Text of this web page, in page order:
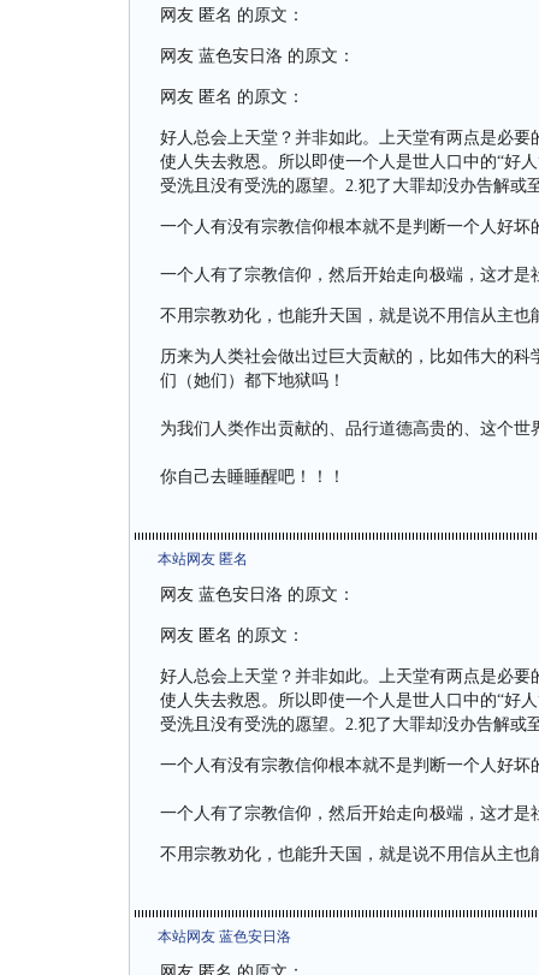
网友 匿名 的原文：
网友 蓝色安日洛 的原文：
网友 匿名 的原文：
好人总会上天堂？并非如此。上天堂有两点是必
使人失去救恩。所以即使一个人是世人口中的“好
受洗且没有受洗的愿望。2.犯了大罪却没办告解或
一个人有没有宗教信仰根本就不是判断一个人好坏
一个人有了宗教信仰，然后开始走向极端，这才是
不用宗教劝化，也能升天国，就是说不用信从主
历来为人类社会做出过巨大贡献的，比如伟大的
们（她们）都下地狱吗！
为我们人类作出贡献的、品行道德高贵的、这个
你自己去睡睡醒吧！！！
本站网友 匿名
网友 蓝色安日洛 的原文：
网友 匿名 的原文：
好人总会上天堂？并非如此。上天堂有两点是必
使人失去救恩。所以即使一个人是世人口中的“好
受洗且没有受洗的愿望。2.犯了大罪却没办告解或
一个人有没有宗教信仰根本就不是判断一个人好坏
一个人有了宗教信仰，然后开始走向极端，这才是
不用宗教劝化，也能升天国，就是说不用信从主
本站网友 蓝色安日洛